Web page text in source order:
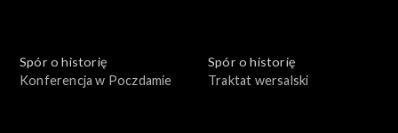
Spór o historię
Konferencja w Poczdamie
Spór o historię
Traktat wersalski